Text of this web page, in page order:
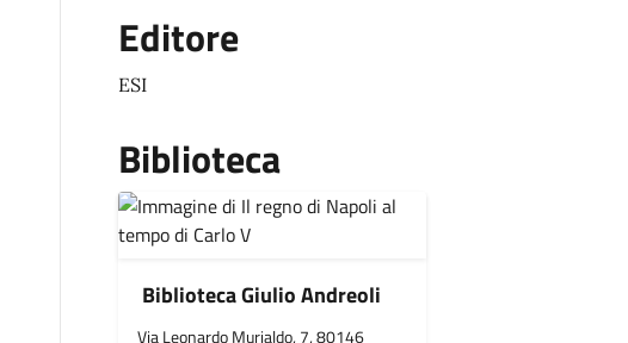
Editore
ESI
Biblioteca
Biblioteca Giulio Andreoli
Via Leonardo Murialdo, 7, 80146